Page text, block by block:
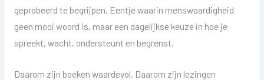
geprobeerd te begrijpen. Eentje waarin menswaardigheid
geen mooi woord is, maar een dagelijkse keuze in hoe je
spreekt, wacht, ondersteunt en begrenst.
Daarom zijn boeken waardevol. Daarom zijn lezingen